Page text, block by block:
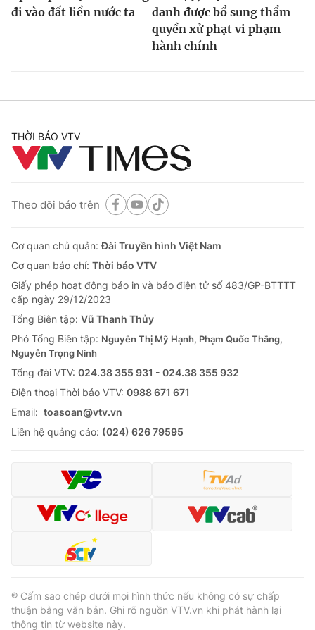
Ðiện thoại Thời báo VTV: 024.66 897 897
024-7300.7108
® Cấm sao chép dưới mọi hình thức nếu không có sự chấp
thông tin từ website này.
đi vào đất liền nước ta
danh được bổ sung thẩm
quyền xử phạt vi phạm
hành chính
THỜI BÁO VTV
Theo dõi báo trên
Cơ quan chủ quản:Đài Truyền hình Việt Nam
Cơ quan báo chí: Thời báo VTV
Giấy phép hoạt động báo in và báo điện tử số 483/GP-BTTTT
cấp ngày 29/12/2023
Tổng Biên tập: Vũ Thanh Thủy
Phó Tổng Biên tập: Nguyễn Thị Mỹ Hạnh, Phạm Quốc Thắng,
Nguyễn Trọng Ninh
Tổng đài VTV: 024.38 355 931 - 024.38 355 932
Ðiện thoại Thời báo VTV: 0988 671 671
Email: toasoan@vtv.vn
Liên hệ quảng cáo: (024) 626 79595
® Cấm sao chép dưới mọi hình thức nếu không có sự chấp
thuận bằng văn bản. Ghi rõ nguồn VTV.vn khi phát hành lại
thông tin từ website này.